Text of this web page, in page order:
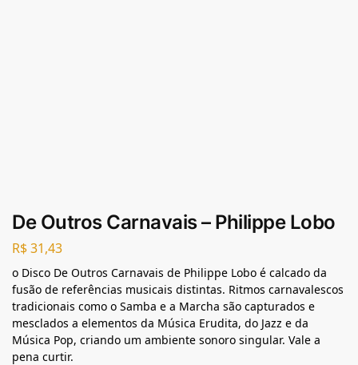
De Outros Carnavais – Philippe Lobo
R$31,43
o Disco De Outros Carnavais de Philippe Lobo é calcado da
fusão de referências musicais distintas. Ritmos carnavalescos
tradicionais como o Samba e a Marcha são capturados e
mesclados a elementos da Música Erudita, do Jazz e da
Música Pop, criando um ambiente sonoro singular. Vale a
pena curtir.